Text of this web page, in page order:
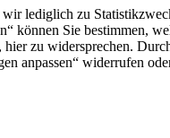
lediglich zu
können Sie bestimmen,
zu widersprechen.
anpassen“ widerrufen